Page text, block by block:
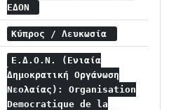
ΕΔΟΝ
Κύπρος / Λευκωσία
Ε.Δ.Ο.Ν. (Ενιαία
Δημοκρατική Οργάνωση
Νεολαίας): Organisation
Democratique de la